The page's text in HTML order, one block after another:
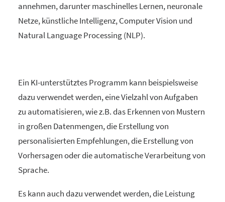
annehmen, darunter maschinelles Lernen, neuronale
Netze, künstliche Intelligenz, Computer Vision und
Natural Language Processing (NLP).
Ein KI-unterstütztes Programm kann beispielsweise
dazu verwendet werden, eine Vielzahl von Aufgaben
zu automatisieren, wie z.B. das Erkennen von Mustern
in großen Datenmengen, die Erstellung von
personalisierten Empfehlungen, die Erstellung von
Vorhersagen oder die automatische Verarbeitung von
Sprache.
Es kann auch dazu verwendet werden, die Leistung